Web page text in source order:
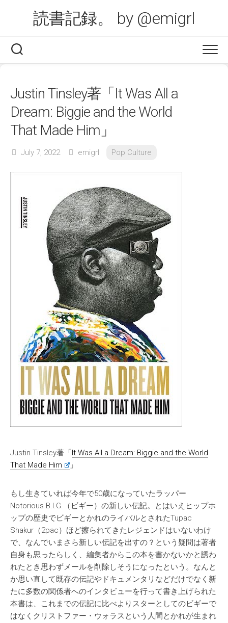
読書記録。 by @emigrl
Justin Tinsley著「It Was All a
Dream: Biggie and the World
That Made Him」
July 7, 2022 emigrl Pop Culture
Justin Tinsley著「It Was All a Dream: Biggie and the World
That Made Him
」
もし生きていれば今年で50歳になっていたラッパー
Notorious B.I.G.（ビギー）の新しい伝記。とはいえヒップホ
ップの歴史でビギーとかれのライバルとされたTupac
Shakur（2pac）ほど擦られてきたレジェンドはいないわけ
で、なんでいまさら新しい伝記を出すの？という疑問は著者
自身も思ったらしく、編集者からこの本を書かないかと誘わ
れたとき思わずメールを削除しそうになったという。なんと
か思い直して既存の伝記やドキュメンタリなどだけでなく新
たに多数の関係者へのインタビューを行って書き上げられた
本書は、これまでの伝記に比べよりスターとしてのビギーで
はなくクリストファー・ウォラスという人間とかれが生まれ